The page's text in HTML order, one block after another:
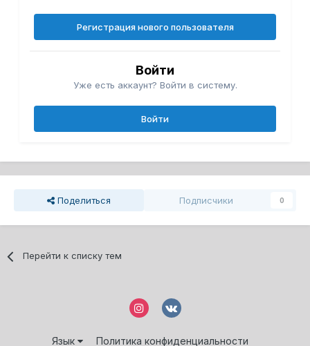
Регистрация нового пользователя
Войти
Уже есть аккаунт? Войти в систему.
Войти
Поделиться Подписчики 0
Перейти к списку тем
Язык Политика конфиденциальности